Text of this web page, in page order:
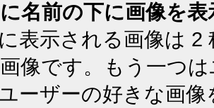
名前の下に画像を
表示される画像は
像です。もう一つ
ーザーの好きな画